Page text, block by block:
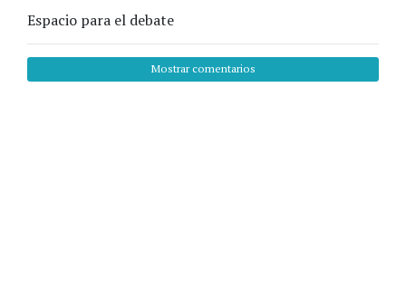
Espacio para el debate
Mostrar comentarios